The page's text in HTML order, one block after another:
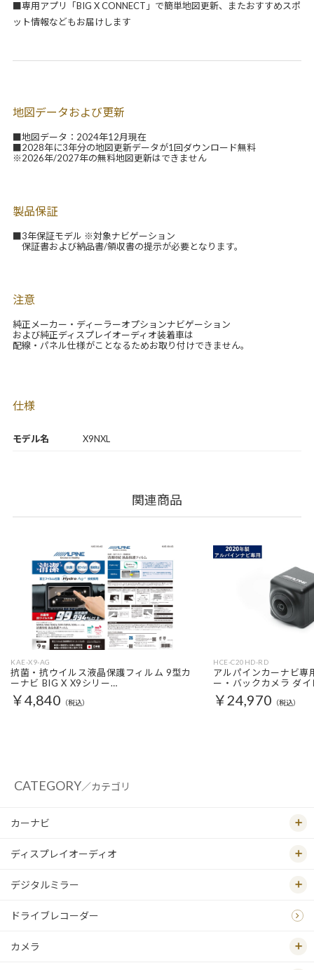
モデル名 X9NXL
■専用アプリ「BIG X CONNECT」で簡単地図更新、またおすすめスポ
ット情報などもお届けします
地図データおよび更新
■地図データ：2024年12月現在
■2028年に3年分の地図更新データが1回ダウンロード無料
※2026年/2027年の無料地図更新はできません
製品保証
■3年保証モデル ※対象ナビゲーション
保証書および納品書/領収書の提示が必要となります。
注意
純正メーカー・ディーラーオプションナビゲーション
および純正ディスプレイオーディオ装着車は
配線・パネル仕様がことなるためお取り付けできません。
仕様
関連商品
KAE-X9-AG
抗菌・抗ウイルス液晶保護フィルム 9型カ
ーナビ BIG X X9シリー…
￥4,840 （税込）
HCE-C20HD-RD
アルパインカーナビ専
ー・バックカメラ ダ
￥24,970 （税込）
CATEGORY／カテゴリ
カーナビ
ディスプレイオーディオ
デジタルミラー
ドライブレコーダー
カメラ